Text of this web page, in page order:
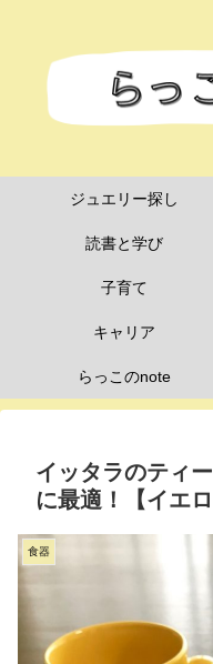
ジュエリー探し
読書と学び
子育て
キャリア
らっこのnote
イッタラのティ
に最適！【イエ
食器